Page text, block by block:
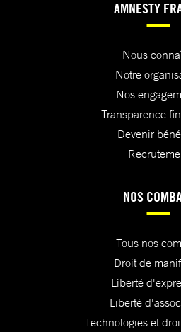
AMNESTY
Nous
Notre
Nos
Transparence
Devenir
NOS
Tous nos
Droit de
Liberté
Liberté
Technologies et